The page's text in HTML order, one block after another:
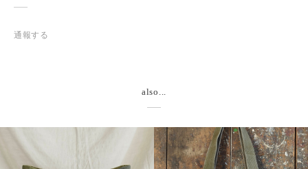
通報する
also...